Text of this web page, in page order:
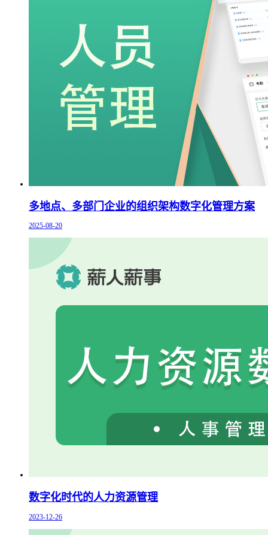
多地点、多部门企业的组织架构数字化管理方案
2025-08-20
数字化时代的人力资源管理
2023-12-26